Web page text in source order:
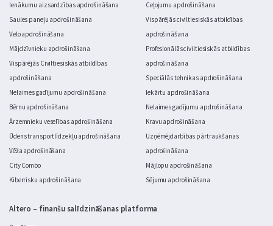
Ienākumu aizsardzības apdrošināšana
Saules paneļu apdrošināšana
Velo apdrošināšana
Mājdzīvnieku apdrošināšana
Vispārējās Civiltiesiskās atbildības
apdrošināšana
Nelaimes gadījumu apdrošināšana
Bērnu apdrošināšana
Ārzemnieku veselības apdrošināšana
Ūdens transportlīdzekļu apdrošināšana
Vēža apdrošināšana
City Combo
Kiberrisku apdrošināšana
Ceļojumu apdrošināšana
Vispārējās civiltiesiskās atbildības
apdrošināšana
Profesionālās civiltiesiskās atbildības
apdrošināšana
Speciālās tehnikas apdrošināšana
Iekārtu apdrošināšana
Nelaimes gadījumu apdrošināšana
Kravu apdrošināšana
Uzņēmējdarbības pārtraukšanas
apdrošināšana
Mājlopu apdrošināšana
Sējumu apdrošināšana
Altero – finanšu salīdzināšanas platforma